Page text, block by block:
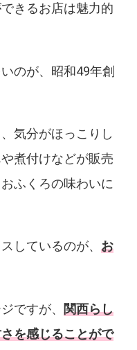
きるお店は魅力的
のが、昭和49年創
気分がほっこりし
煮付けなどが販売
ふくろの味わいに
しているのが、 お
ですが、 関西らし
を感じることがで